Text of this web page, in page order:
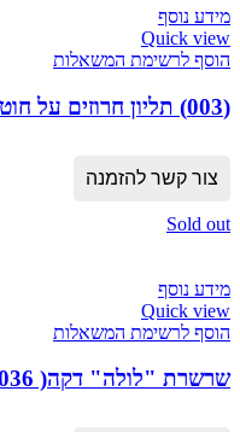
מידע נוסף
Quick view
הוסף לרשימת המשאלות
(003) תליון חרוזים על חוט ״רוני״
צור קשר להזמנה
Sold out
מידע נוסף
Quick view
הוסף לרשימת המשאלות
שרשרת "לולה" דקה( 036)